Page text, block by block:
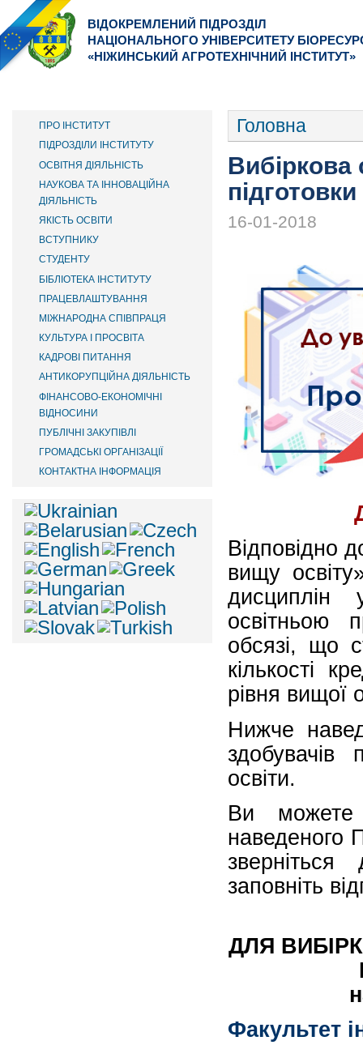
ВІДОКРЕМЛЕНИЙ ПІДРОЗДІЛ
НАЦІОНАЛЬНОГО УНІВЕРСИТЕТУ
«НІЖИНСЬКИЙ АГРОТЕХНІЧНИЙ ІНСТИТУТ»
ПРО ІНСТИТУТ
ПІДРОЗДІЛИ ІНСТИТУТУ
ОСВІТНЯ ДІЯЛЬНІСТЬ
НАУКОВА ТА ІННОВАЦІЙНА
ДІЯЛЬНІСТЬ
ЯКІСТЬ ОСВІТИ
ВСТУПНИКУ
СТУДЕНТУ
БІБЛІОТЕКА ІНСТИТУТУ
ПРАЦЕВЛАШТУВАННЯ
МІЖНАРОДНА СПІВПРАЦЯ
КУЛЬТУРА І ПРОСВІТА
КАДРОВІ ПИТАННЯ
АНТИКОРУПЦІЙНА ДІЯЛЬНІСТЬ
ФІНАНСОВО-ЕКОНОМІЧНІ
ВІДНОСИНИ
ПУБЛІЧНІ ЗАКУПІВЛІ
ГРОМАДСЬКІ ОРГАНІЗАЦІЇ
КОНТАКТНА ІНФОРМАЦІЯ
Головна
Вибіркова
16-01-2018
Відповідно
вищу
дисциплін
освітньою
обсязі, що
кількості
рівня вищої
Нижче
здобувачів
освіти.
Ви
наведеного
заповніть
ДЛЯ
Факультет